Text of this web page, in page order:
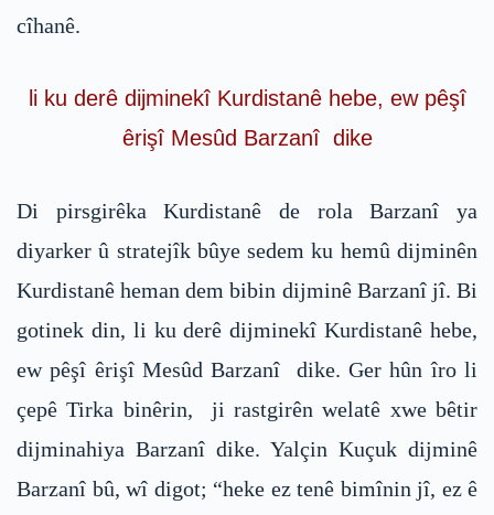
cîhanê.
li ku derê dijminekî Kurdistanê hebe, ew pêşî
êrişî Mesûd Barzanî dike
Di pirsgirêka Kurdistanê de rola Barzanî ya
diyarker û stratejîk bûye sedem ku hemû dijminên
Kurdistanê heman dem bibin dijminê Barzanî jî. Bi
gotinek din, li ku derê dijminekî Kurdistanê hebe,
ew pêşî êrişî Mesûd Barzanî dike. Ger hûn îro li
çepê Tirka binêrin, ji rastgirên welatê xwe bêtir
dijminahiya Barzanî dike. Yalçin Kuçuk dijminê
Barzanî bû, wî digot; “heke ez tenê bimînin jî, ez ê